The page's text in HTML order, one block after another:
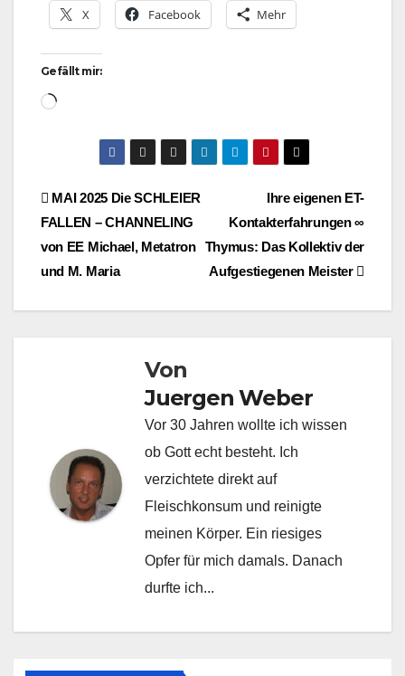
X Facebook Mehr
Gefällt mir:
Wird
BeitragsnavigationIhre eigenen ET-
Kontakterfahrungen ∞
Thymus: Das Kollektiv der
Aufgestiegenen Meister
MAI 2025 Die SCHLEIER
FALLEN – CHANNELING
von EE Michael, Metatron
und M. Maria
Von
Juergen Weber
Vor 30 Jahren wollte ich wissen
ob Gott echt besteht. Ich
verzichtete direkt auf
Fleischkonsum und reinigte
meinen Körper. Ein riesiges
Opfer für mich damals. Danach
durfte ich...